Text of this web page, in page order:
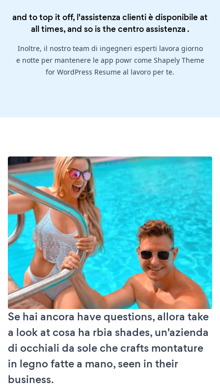
and to top it off, l'assistenza clienti è disponibile at
all times, and so is thecentro assistenza .
Inoltre, il nostro team di ingegneri esperti lavora giorno
e notte per mantenere le app powr come Shapely Theme
for WordPress Resume al lavoro per te.
Se hai ancora have questions, allora take
a look at cosa ha rbia shades, un'azienda
di occhiali da sole che crafts montature
in legno fatte a mano, seen in their
business.